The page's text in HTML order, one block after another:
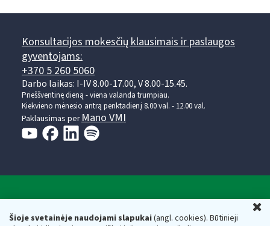
Šioje svetainėje naudojami slapukai(angl. cookies). Būtinieji
Konsultacijos mokesčių klausimais ir paslaugos
gyventojams:
+370 5 260 5060
Darbo laikas: I-IV 8.00-17.00, V 8.00-15.45.
Prieššventinę dieną - viena valanda trumpiau.
Kiekvieno mėnesio antrą penktadienį 8.00 val. - 12.00 val.
Paklausimas per Mano VMI
Respublikos finansų ministerijos